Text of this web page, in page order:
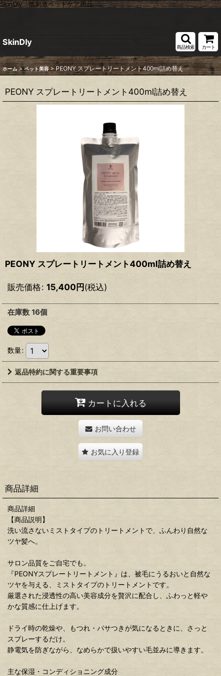
SkinDly 低刺激ペットケア用品
SkinDly
商品検索 カート
ホーム > ペット美容 > PEONY スプレートリートメント400ml詰め替え
PEONY スプレートリートメント400ml詰め替え
PEONY スプレートリートメント400ml詰め替え
販売価格: 15,400円(税込)
在庫数 16個
数量:
返品特約に関する重要事項
カートに入れる
お問い合わせ
お気に入り登録
商品詳細
商品詳細
【商品説明】
洗い流さないミストタイプのトリートメントで、ふんわり自然な
ツヤ髪へ。
サロン品質をご自宅でも。
『PEONYスプレートリートメント』は、被毛にうるおいと自然な
ツヤを与える、ミストタイプのトリートメントです。
厳選された浸透性の高い美容成分を贅沢に配合し、ふわっと軽や
かな質感に仕上げます。
ドライ時の乾燥や、もつれ・パサつきが気になるときに、さっと
スプレーするだけ。
静電気を防ぎながら、なめらかで扱いやすい毛並みに導きます。
主な保湿・コンディショニング成分